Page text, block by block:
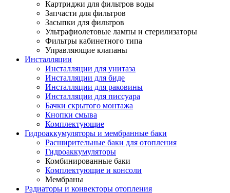
Картриджи для фильтров воды
Запчасти для фильтров
Засыпки для фильтров
Ультрафиолетовые лампы и стерилизаторы
Фильтры кабинетного типа
Управляющие клапаны
Инсталляции
Инсталляции для унитаза
Инсталляции для биде
Инсталляции для раковины
Инсталляции для писсуара
Бачки скрытого монтажа
Кнопки смыва
Комплектующие
Гидроаккумуляторы и мембранные баки
Расширительные баки для отопления
Гидроаккумуляторы
Комбинированные баки
Комплектующие и консоли
Мембраны
Радиаторы и конвекторы отопления